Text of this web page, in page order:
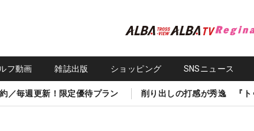
フ動画 雑誌出版 ショッピング SNSニュース
／毎週更新！限定優待プラン 削り出しの打感が秀逸 『ト